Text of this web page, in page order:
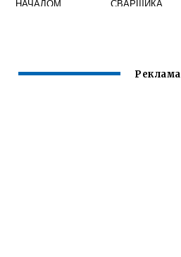
НАЧАЛОМ
ОПЕРАТОР
СВАРЩИКА
Реклама